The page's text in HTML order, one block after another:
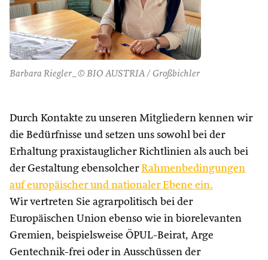
Barbara Riegler_© BIO AUSTRIA / Großbichler
Durch Kontakte zu unseren Mitgliedern kennen wir
die Bedürfnisse und setzen uns sowohl bei der
Erhaltung praxistauglicher Richtlinien als auch bei
der Gestaltung ebensolcher Rahmenbedingungen
auf europäischer und nationaler Ebene ein.
Wir vertreten Sie agrarpolitisch bei der
Europäischen Union ebenso wie in biorelevanten
Gremien, beispielsweise ÖPUL-Beirat, Arge
Gentechnik-frei oder in Ausschüssen der